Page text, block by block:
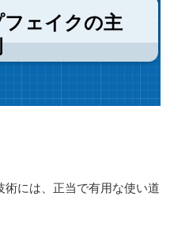
ェイクの主
術には、正当で有用な使い道